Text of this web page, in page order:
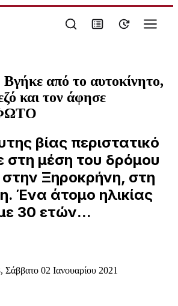
από το αυτοκίνητο,
και τον άφησε
ΦΩΤΟ
βίας περιστατικό
στη μέση του δρόμου
στην Ξηροκρήνη, στη
Ένα άτομο ηλικίας
30 ετών...
Σάββατο 02 Ιανουαρίου 2021